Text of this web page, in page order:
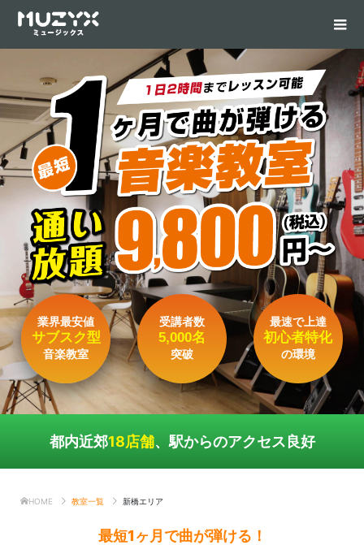
業界最安値
サブスク型
音楽教室
受講者数
5,000名
突破
最速で上達
初心者特化
の環境
都内近郊18店舗、駅からのアクセス良好
HOME 教室一覧 新橋エリア
最短1ヶ月で曲が弾ける！